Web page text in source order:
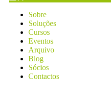
Sobre
Soluções
Cursos
Eventos
Arquivo
Blog
Sócios
Contactos